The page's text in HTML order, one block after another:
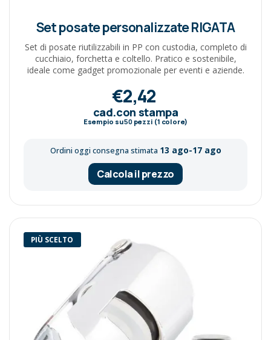
Set posate personalizzate RIGATA
Set di posate riutilizzabili in PP con custodia, completo di
cucchiaio, forchetta e coltello. Pratico e sostenibile,
ideale come gadget promozionale per eventi e aziende.
€2,42
cad.con stampa
Esempio su50pezzi (1 colore)
Ordini oggi consegna stimata 13 ago-17 ago
Calcola il prezzo
PIÙ SCELTO